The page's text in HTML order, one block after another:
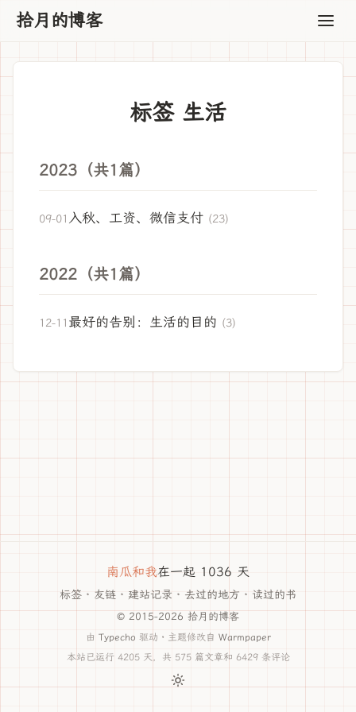
拾月的博客
标签 生活
2023（共1篇）
09-01 入秋、工资、微信支付 (23)
2022（共1篇）
12-11 最好的告别：生活的目的 (3)
南瓜和我在一起 1036 天
标签 · 友链 · 建站记录 · 去过的地方 · 读过的书
© 2015-2026 拾月的博客
由 Typecho 驱动 · 主题修改自 Warmpaper
本站已运行 4205 天，共 575 篇文章和 6429 条评论